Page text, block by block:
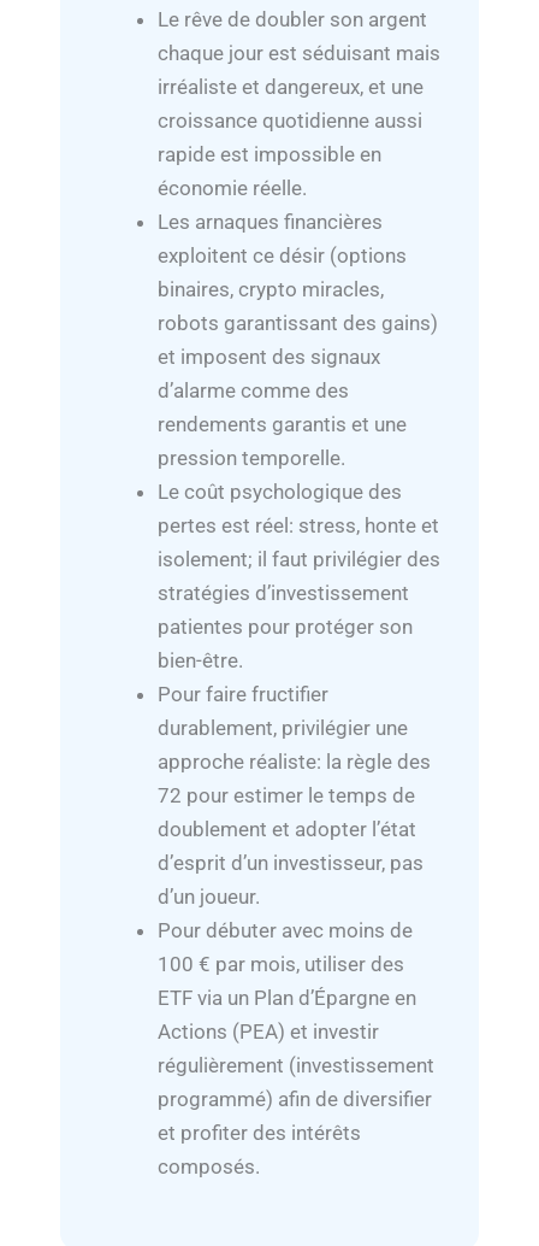
Le rêve de doubler son argent
chaque jour est séduisant mais
irréaliste et dangereux, et une
croissance quotidienne aussi
rapide est impossible en
économie réelle.
Les arnaques financières
exploitent ce désir (options
binaires, crypto miracles,
robots garantissant des gains)
et imposent des signaux
d’alarme comme des
rendements garantis et une
pression temporelle.
Le coût psychologique des
pertes est réel: stress, honte et
isolement; il faut privilégier des
stratégies d’investissement
patientes pour protéger son
bien-être.
Pour faire fructifier
durablement, privilégier une
approche réaliste: la règle des
72 pour estimer le temps de
doublement et adopter l’état
d’esprit d’un investisseur, pas
d’un joueur.
Pour débuter avec moins de
100 € par mois, utiliser des
ETF via un Plan d’Épargne en
Actions (PEA) et investir
régulièrement (investissement
programmé) afin de diversifier
et profiter des intérêts
composés.